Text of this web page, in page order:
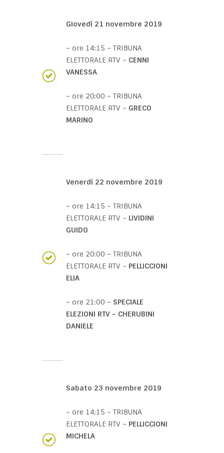
Giovedì 21 novembre 2019
– ore 14:15 – TRIBUNA
ELETTORALE RTV – CENNI
VANESSA
– ore 20:00 – TRIBUNA
ELETTORALE RTV – GRECO
MARINO
Venerdì 22 novembre 2019
– ore 14:15 – TRIBUNA
ELETTORALE RTV – LIVIDINI
GUIDO
– ore 20:00 – TRIBUNA
ELETTORALE RTV – PELLICCIONI
ELIA
– ore 21:00 – SPECIALE
ELEZIONI RTV – CHERUBINI
DANIELE
Sabato 23 novembre 2019
– ore 14:15 – TRIBUNA
ELETTORALE RTV – PELLICCIONI
MICHELA